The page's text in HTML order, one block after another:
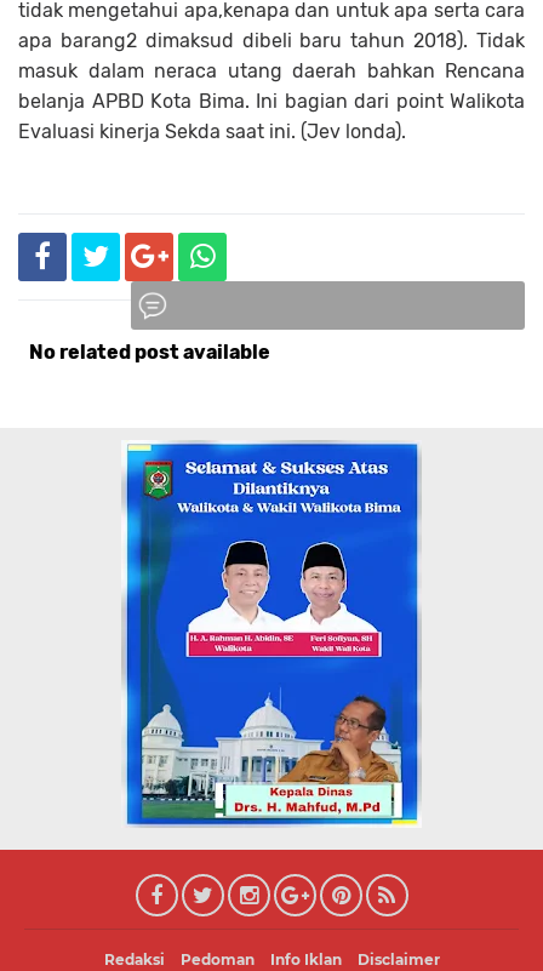
tidak mengetahui apa,kenapa dan untuk apa serta cara
apa barang2 dimaksud dibeli baru tahun 2018). Tidak
masuk dalam neraca utang daerah bahkan Rencana
belanja APBD Kota Bima. Ini bagian dari point Walikota
Evaluasi kinerja Sekda saat ini. (Jev londa).
No related post available
Redaksi Pedoman Info Iklan Disclaimer